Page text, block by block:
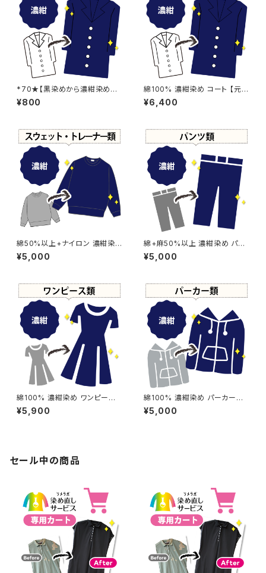
*70★【黒染めから濃紺染めに
変更】濃紺染め
¥800
綿100% 濃紺染め コート 【元
色：ブルー系 - 色あせあり】 -染
め直し[ネイビー - Navy]504-
¥6,400
綿50%以上+ナイロン 濃紺染
め スウェット・トレーナー 【 - 強
い色あせ】 -染め直し[ネイビー
¥5,000
綿+麻50%以上 濃紺染め パン
ツ 【元色：紺(Navy) - 色あせあ
り】 -染め直し[ネイビー - Nav
¥5,000
綿100% 濃紺染め ワンピース
【元色：紺(Navy) - 色あせあり】
-染め直し[ネイビー - Navy]5
¥5,900
綿100% 濃紺染め パーカー
【元色：紺(Navy) - 強い色あ
せ】 -染め直し[ネイビー - Nav
¥5,000
セール中の商品